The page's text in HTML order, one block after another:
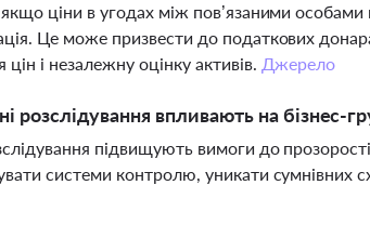
ціни в угодах між пов’язаними
Це може призвести до податкових
і незалежну оцінку активів. Джерело
розслідування впливають на бізнес-
підвищують вимоги до
системи контролю, уникати сумнівних